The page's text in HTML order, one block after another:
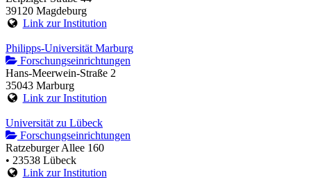
39120 Magdeburg
Link zur Institution
Philipps-Universität Marburg
Forschungseinrichtungen
Hans-Meerwein-Straße 2
35043 Marburg
Link zur Institution
Universität zu Lübeck
Forschungseinrichtungen
Ratzeburger Allee 160
• 23538 Lübeck
Link zur Institution